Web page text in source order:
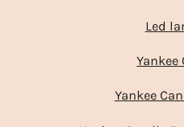
Led
Yankee
Yankee